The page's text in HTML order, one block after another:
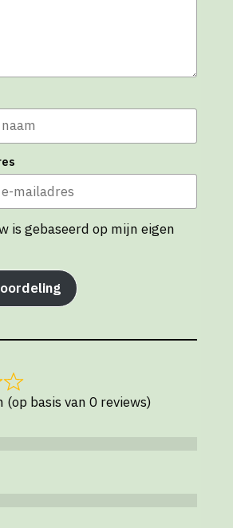
is gebaseerd op mijn eigen
(op basis van 0 reviews)